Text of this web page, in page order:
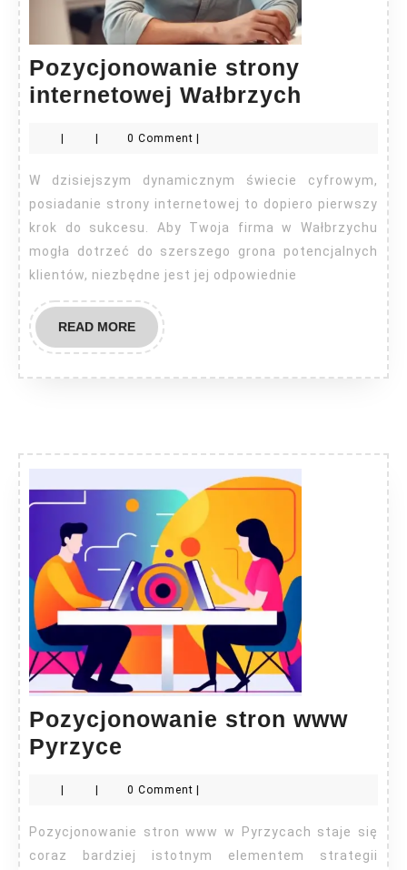
Pozycjonowanie strony
internetowej Wałbrzych
0 Comment
W dzisiejszym dynamicznym świecie cyfrowym,
posiadanie strony internetowej to dopiero pierwszy
krok do sukcesu. Aby Twoja firma w Wałbrzychu
mogła dotrzeć do szerszego grona potencjalnych
klientów, niezbędne jest jej odpowiednie
READ MOREREAD
MORE
Pozycjonowanie stron www
Pyrzyce
www
Pyrzyce
| | 0 Comment |
Pozycjonowanie stron www w Pyrzycach staje się
coraz bardziej istotnym elementem strategii